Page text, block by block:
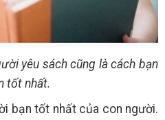
yêu sách cũng là cách bạn
tốt nhất.
bạn tốt nhất của con người.